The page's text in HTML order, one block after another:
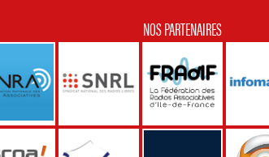
NOS PARTENAIRES